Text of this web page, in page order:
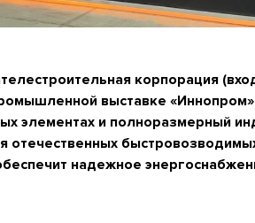
корпорация
выставке
элементах и полноразмерный
отечественных
надежное